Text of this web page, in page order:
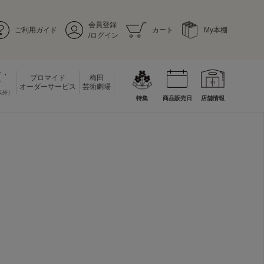
ご利用ガイド
会員登録
/ログイン
カート My本棚
）
ブロマイド
オーダーサービス
梅田
芸術劇場
特集 商品販売日 店舗情報